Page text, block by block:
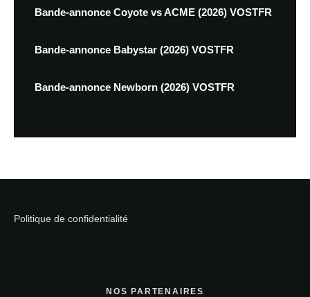
Bande-annonce Coyote vs ACME (2026) VOSTFR
Bande-annonce Babystar (2026) VOSTFR
Bande-annonce Newborn (2026) VOSTFR
Politique de confidentialité
NOS PARTENAIRES